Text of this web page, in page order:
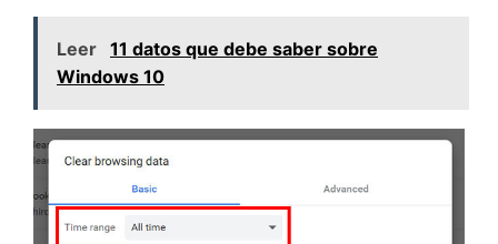
Leer 11 datos que debe saber sobre
Windows 10